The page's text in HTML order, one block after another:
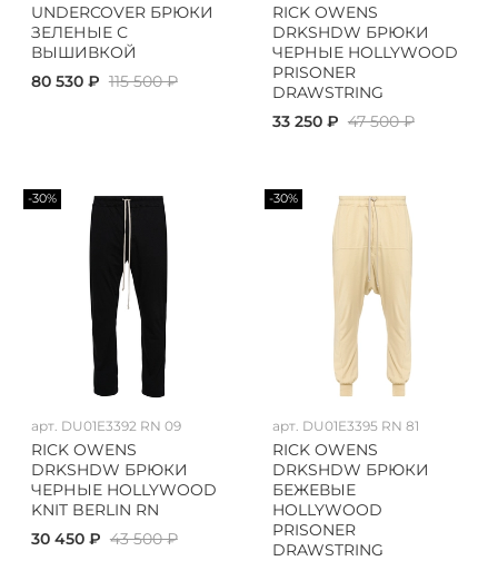
UNDERCOVER БРЮКИ
ЗЕЛЕНЫЕ С
ВЫШИВКОЙ
80 530 ₽ 115 500 ₽
RICK OWENS
DRKSHDW БРЮКИ
ЧЕРНЫЕ HOLLYWOOD
PRISONER
DRAWSTRING
33 250 ₽ 47 500 ₽
-30%
арт. DU01E3392 RN 09
RICK OWENS
DRKSHDW БРЮКИ
ЧЕРНЫЕ HOLLYWOOD
KNIT BERLIN RN
30 450 ₽ 43 500 ₽
-30%
арт. DU01E3395 RN 81
RICK OWENS
DRKSHDW БРЮКИ
БЕЖЕВЫЕ
HOLLYWOOD
PRISONER
DRAWSTRING